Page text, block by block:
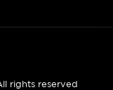
rights reserved